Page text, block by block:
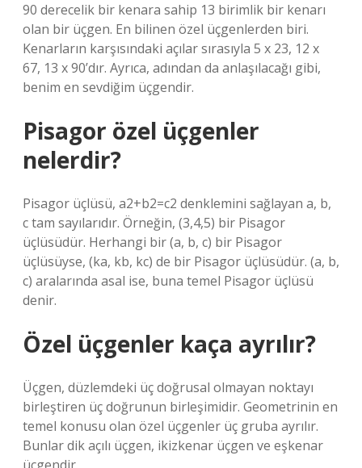
90 derecelik bir kenara sahip 13 birimlik bir kenarı
olan bir üçgen. En bilinen özel üçgenlerden biri.
Kenarların karşısındaki açılar sırasıyla 5 x 23, 12 x
67, 13 x 90’dır. Ayrıca, adından da anlaşılacağı gibi,
benim en sevdiğim üçgendir.
Pisagor özel üçgenler
nelerdir?
Pisagor üçlüsü, a2+b2=c2 denklemini sağlayan a, b,
c tam sayılarıdır. Örneğin, (3,4,5) bir Pisagor
üçlüsüdür. Herhangi bir (a, b, c) bir Pisagor
üçlüsüyse, (ka, kb, kc) de bir Pisagor üçlüsüdür. (a, b,
c) aralarında asal ise, buna temel Pisagor üçlüsü
denir.
Özel üçgenler kaça ayrılır?
Üçgen, düzlemdeki üç doğrusal olmayan noktayı
birleştiren üç doğrunun birleşimidir. Geometrinin en
temel konusu olan özel üçgenler üç gruba ayrılır.
Bunlar dik açılı üçgen, ikizkenar üçgen ve eşkenar